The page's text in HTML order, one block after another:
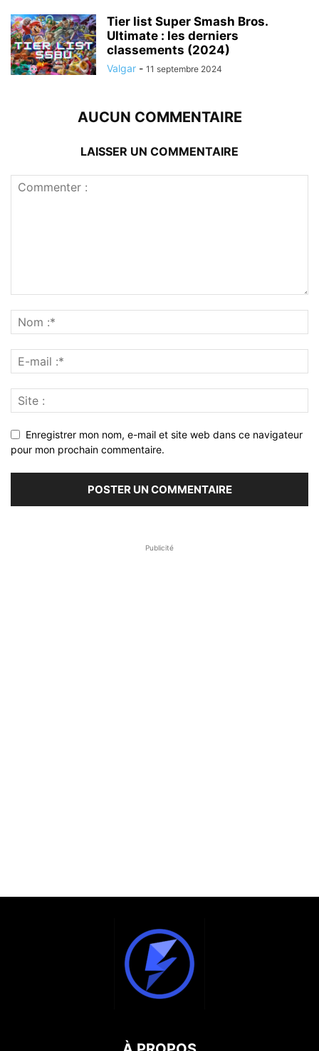
Tier list Super Smash Bros.
Ultimate : les derniers
classements (2024)
Valgar - 11 septembre 2024
AUCUN COMMENTAIRE
LAISSER UN COMMENTAIRE
Enregistrer mon nom, e-mail et site web dans ce navigateur
pour mon prochain commentaire.
Publicité